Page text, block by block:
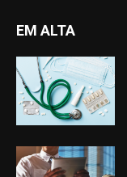
EM ALTA